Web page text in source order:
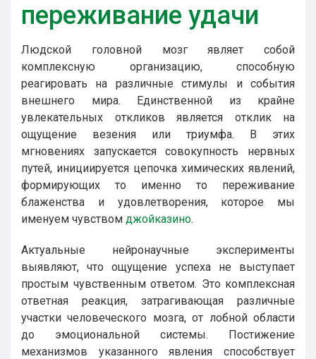
переживание удачи
Людской головной мозг являет собой
комплексную организацию, способную
реагировать на различные стимулы и события
внешнего мира. Единственной из крайне
увлекательных откликов является отклик на
ощущение везения или триумфа. В этих
мгновениях запускается совокупность нервных
путей, инициируется цепочка химических явлений,
формирующих то именно то переживание
блаженства и удовлетворения, которое мы
именуем чувством джойказино.
Актуальные нейронаучные эксперименты
выявляют, что ощущение успеха не выступает
простым чувственным ответом. Это комплексная
ответная реакция, затрагивающая различные
участки человеческого мозга, от лобной области
до эмоциональной системы. Постижение
механизмов указанного явления способствует